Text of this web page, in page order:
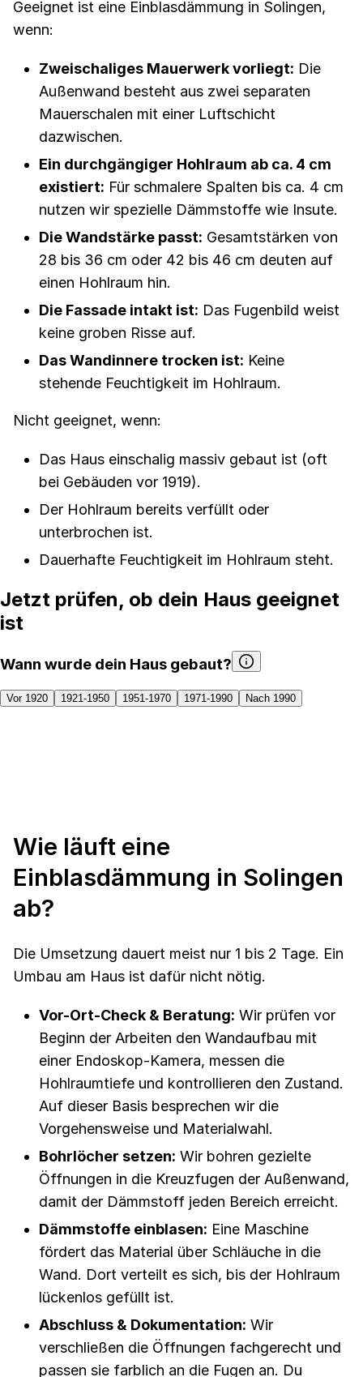
Geeignet ist eine Einblasdämmung in Solingen,
wenn:
Zweischaliges Mauerwerk vorliegt: Die
Außenwand besteht aus zwei separaten
Mauerschalen mit einer Luftschicht
dazwischen.
Ein durchgängiger Hohlraum ab ca. 4 cm
existiert: Für schmalere Spalten bis ca. 4 cm
nutzen wir spezielle Dämmstoffe wie Insute.
Die Wandstärke passt: Gesamtstärken von
28 bis 36 cm oder 42 bis 46 cm deuten auf
einen Hohlraum hin.
Die Fassade intakt ist: Das Fugenbild weist
keine groben Risse auf.
Das Wandinnere trocken ist: Keine
stehende Feuchtigkeit im Hohlraum.
Nicht geeignet, wenn:
Das Haus einschalig massiv gebaut ist (oft
bei Gebäuden vor 1919).
Der Hohlraum bereits verfüllt oder
unterbrochen ist.
Dauerhafte Feuchtigkeit im Hohlraum steht.
Jetzt prüfen, ob dein Haus geeignet
ist
Wann wurde dein Haus gebaut?
Vor 1920 1921-1950 1951-1970 1971-1990 Nach 1990
Wie läuft eine
Einblasdämmung in Solingen
ab?
Die Umsetzung dauert meist nur 1 bis 2 Tage. Ein
Umbau am Haus ist dafür nicht nötig.
Vor-Ort-Check & Beratung: Wir prüfen vor
Beginn der Arbeiten den Wandaufbau mit
einer Endoskop-Kamera, messen die
Hohlraumtiefe und kontrollieren den Zustand.
Auf dieser Basis besprechen wir die
Vorgehensweise und Materialwahl.
Bohrlöcher setzen: Wir bohren gezielte
Öffnungen in die Kreuzfugen der Außenwand,
damit der Dämmstoff jeden Bereich erreicht.
Dämmstoffe einblasen: Eine Maschine
fördert das Material über Schläuche in die
Wand. Dort verteilt es sich, bis der Hohlraum
lückenlos gefüllt ist.
Abschluss & Dokumentation: Wir
verschließen die Öffnungen fachgerecht und
passen sie farblich an die Fugen an. Du